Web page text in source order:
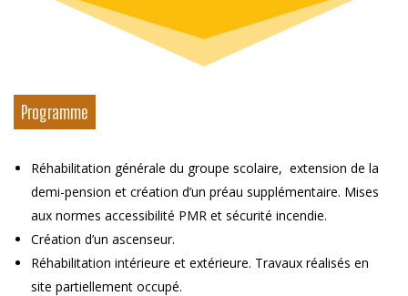
Programme
Réhabilitation générale du groupe scolaire, extension de la
demi-pension et création d’un préau supplémentaire. Mises
aux normes accessibilité PMR et sécurité incendie.
Création d’un ascenseur.
Réhabilitation intérieure et extérieure. Travaux réalisés en
site partiellement occupé.